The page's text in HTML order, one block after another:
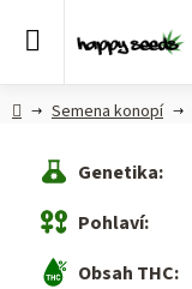
Semena
CBD,
CBG a
HHC
konopí
HlavníSemena konopí
Genetika:
Pohlaví:
Obsah THC: